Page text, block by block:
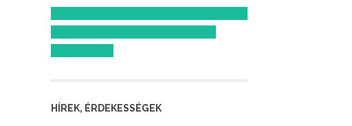
HÍREK, ÉRDEKESSÉGEK